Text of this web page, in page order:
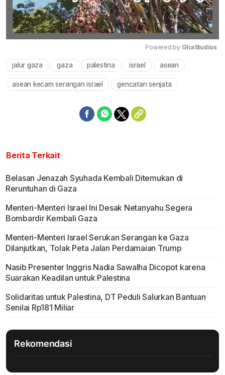
Mute
Powered by GliaStudios
jalur gaza gaza palestina israel asean
asean kecam serangan israel gencatan senjata
Berita Terkait
Belasan Jenazah Syuhada Kembali Ditemukan di
Reruntuhan di Gaza
Menteri-Menteri Israel Ini Desak Netanyahu Segera
Bombardir Kembali Gaza
Menteri-Menteri Israel Serukan Serangan ke Gaza
Dilanjutkan, Tolak Peta Jalan Perdamaian Trump
Nasib Presenter Inggris Nadia Sawalha Dicopot karena
Suarakan Keadilan untuk Palestina
Solidaritas untuk Palestina, DT Peduli Salurkan Bantuan
Senilai Rp181 Miliar
Rekomendasi